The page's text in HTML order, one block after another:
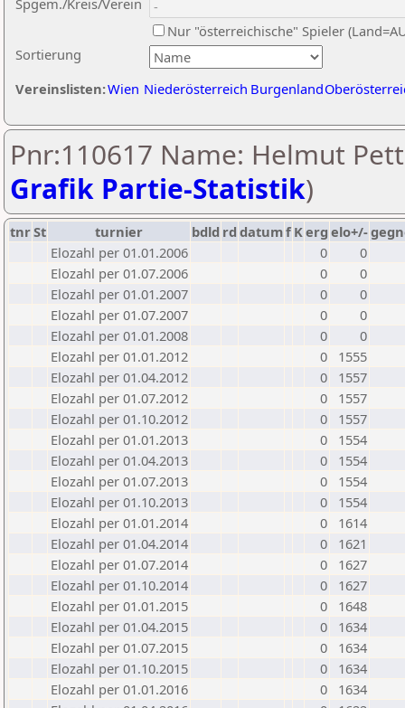
Sortierung
Spgem./Kreis/Verein
Nur "österreichische" Spieler
Vereinslisten:Wien Niederösterreich Burgenland
Pnr:110617 Name: Helmut
Grafik Partie-Statistik)
tnrSt turnier bdld rd datumf Kerg elo+/-
Elozahl per 01.01.2006
0
0
Elozahl per 01.07.2006
0
0
Elozahl per 01.01.2007
0
0
Elozahl per 01.07.2007
0
0
Elozahl per 01.01.2008
0
0
Elozahl per 01.01.2012
0
1555
Elozahl per 01.04.2012
0
1557
Elozahl per 01.07.2012
0
1557
Elozahl per 01.10.2012
0
1557
Elozahl per 01.01.2013
0
1554
Elozahl per 01.04.2013
0
1554
Elozahl per 01.07.2013
0
1554
Elozahl per 01.10.2013
0
1554
Elozahl per 01.01.2014
0
1614
Elozahl per 01.04.2014
0
1621
Elozahl per 01.07.2014
0
1627
Elozahl per 01.10.2014
0
1627
Elozahl per 01.01.2015
0
1648
Elozahl per 01.04.2015
0
1634
Elozahl per 01.07.2015
0
1634
Elozahl per 01.10.2015
0
1634
Elozahl per 01.01.2016
0
1634